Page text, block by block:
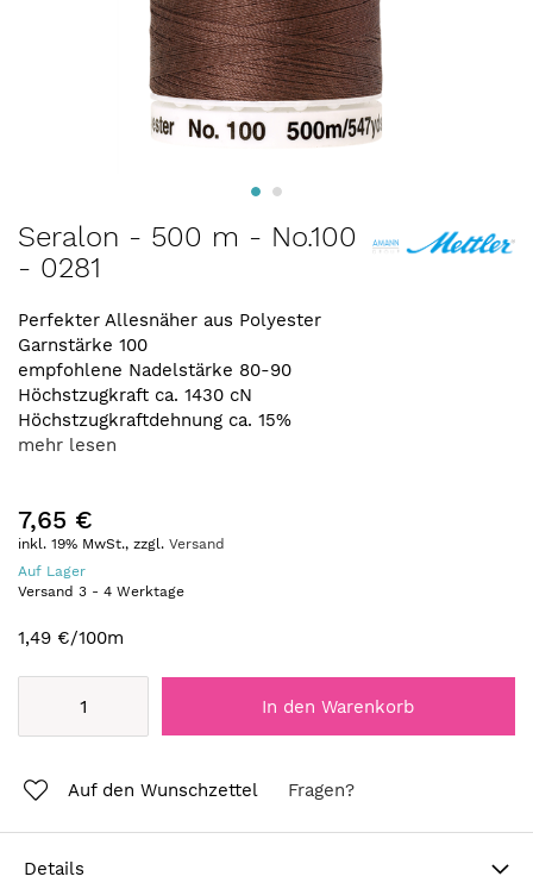
Anfang
der
springen
Seralon - 500 m - No.100
- 0281
Perfekter Allesnäher aus Polyester
Garnstärke 100
empfohlene Nadelstärke 80-90
Höchstzugkraft ca. 1430 cN
Höchstzugkraftdehnung ca. 15%
mehr lesen
7,65 €
inkl. 19% MwSt., zzgl. Versand
Auf Lager
Versand 3 - 4 Werktage
1,49 €/100m
In den Warenkorb
Auf den Wunschzettel Fragen?
Details